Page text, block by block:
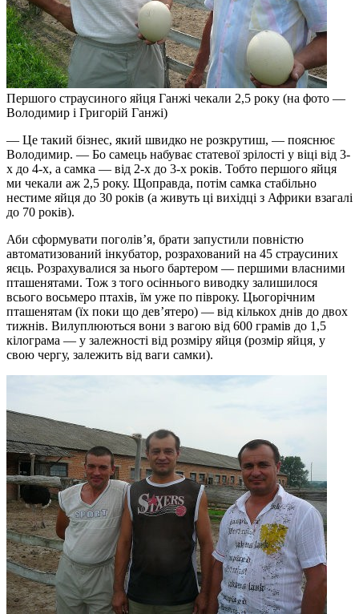
Першого страусиного яйця Ганжі чекали 2,5 року (на фото —
Володимир і Григорій Ганжі)
— Це такий бізнес, який швидко не розкрутиш, — пояснює
Володимир. — Бо самець набуває статевої зрілості у віці від 3-
х до 4-х, а самка — від 2-х до 3-х років. Тобто першого яйця
ми чекали аж 2,5 року. Щоправда, потім самка стабільно
нестиме яйця до 30 років (а живуть ці вихідці з Африки взагалі
до 70 років).
Аби сформувати поголів’я, брати запустили повністю
автоматизований інкубатор, розрахований на 45 страусиних
яєць. Розрахувалися за нього бартером — першими власними
пташенятами. Тож з того осіннього виводку залишилося
всього восьмеро птахів, їм уже по півроку. Цьогорічним
пташенятам (їх поки що дев’ятеро) — від кількох днів до двох
тижнів. Вилуплюються вони з вагою від 600 грамів до 1,5
кілограма — у залежності від розміру яйця (розмір яйця, у
свою чергу, залежить від ваги самки).